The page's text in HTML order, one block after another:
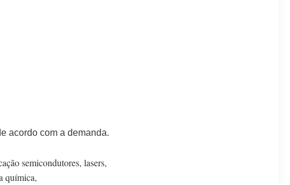
acordo com a demanda.
semicondutores, lasers,
química,